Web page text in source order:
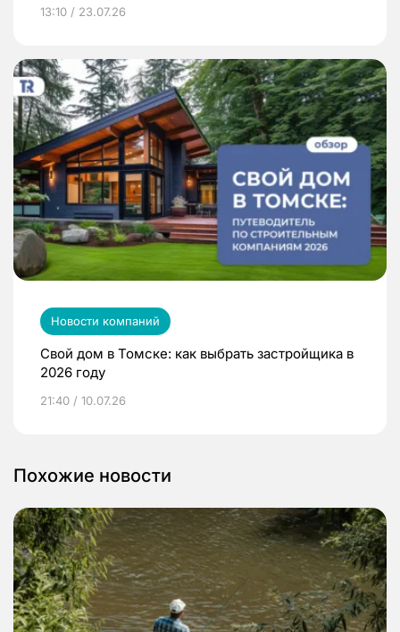
13:10 / 23.07.26
Новости компаний
Свой дом в Томске: как выбрать застройщика в
2026 году
21:40 / 10.07.26
Похожие новости